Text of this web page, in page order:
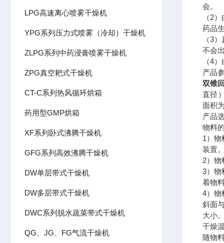
LPG高速离心喷雾干燥机
YPG系列压力式喷雾（冷却）干燥机
ZLPG系列中药浸膏喷雾干燥机
ZPG真空耙式干燥机
CT-C系列热风循环烘箱
药用型GMP烘箱
XF系列卧式沸腾干燥机
GFG系列高效沸腾干燥机
DW单层带式干燥机
DW多层带式干燥机
DWC系列脱水蔬菜带式干燥机
QG、JG、FG气流干燥机
会。
（2
药品
（3
不会
（4
产品
双锥
直径
面积
产品
物料
1）物
装置
2）物
3）物
着物
4）物
斜面
大小
干燥
随物